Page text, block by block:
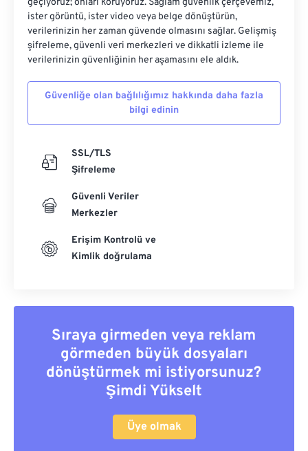
geçiyoruz; onları koruyoruz. Sağlam güvenlik çerçevemiz,
ister görüntü, ister video veya belge dönüştürün,
verilerinizin her zaman güvende olmasını sağlar. Gelişmiş
şifreleme, güvenli veri merkezleri ve dikkatli izleme ile
verilerinizin güvenliğinin her aşamasını ele aldık.
Güvenliğe olan bağlılığımız hakkında daha fazla
bilgi edinin
SSL/TLS
Şifreleme
Güvenli Veriler
Merkezler
Erişim Kontrolü ve
Kimlik doğrulama
Sıraya girmeden veya reklam
görmeden büyük dosyaları
dönüştürmek mi istiyorsunuz?
Şimdi Yükselt
Üye olmak